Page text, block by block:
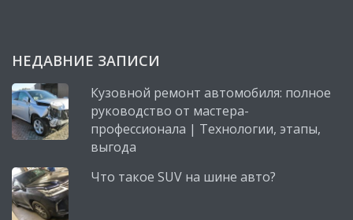
НЕДАВНИЕ ЗАПИСИ
Кузовной ремонт автомобиля: полное
руководство от мастера-
профессионала | Технологии, этапы,
выгода
Что такое SUV на шине авто?